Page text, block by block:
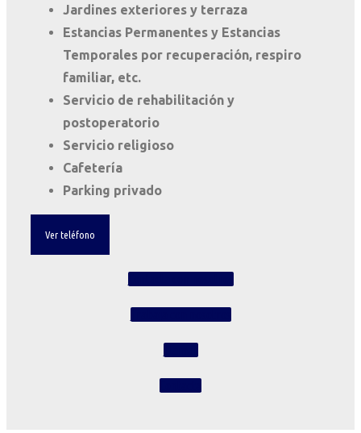
Jardines exteriores y terraza
Estancias Permanentes y Estancias
Temporales por recuperación, respiro
familiar, etc.
Servicio de rehabilitación y
postoperatorio
Servicio religioso
Cafetería
Parking privado
Ver teléfono